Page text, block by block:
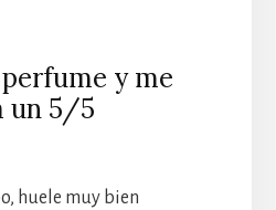
y me
un 5/5
huele muy bien